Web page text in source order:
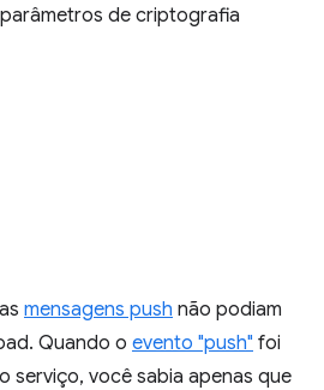
de criptografia
mensagens push não podiam
Quando o evento "push" foi
serviço, você sabia apenas que